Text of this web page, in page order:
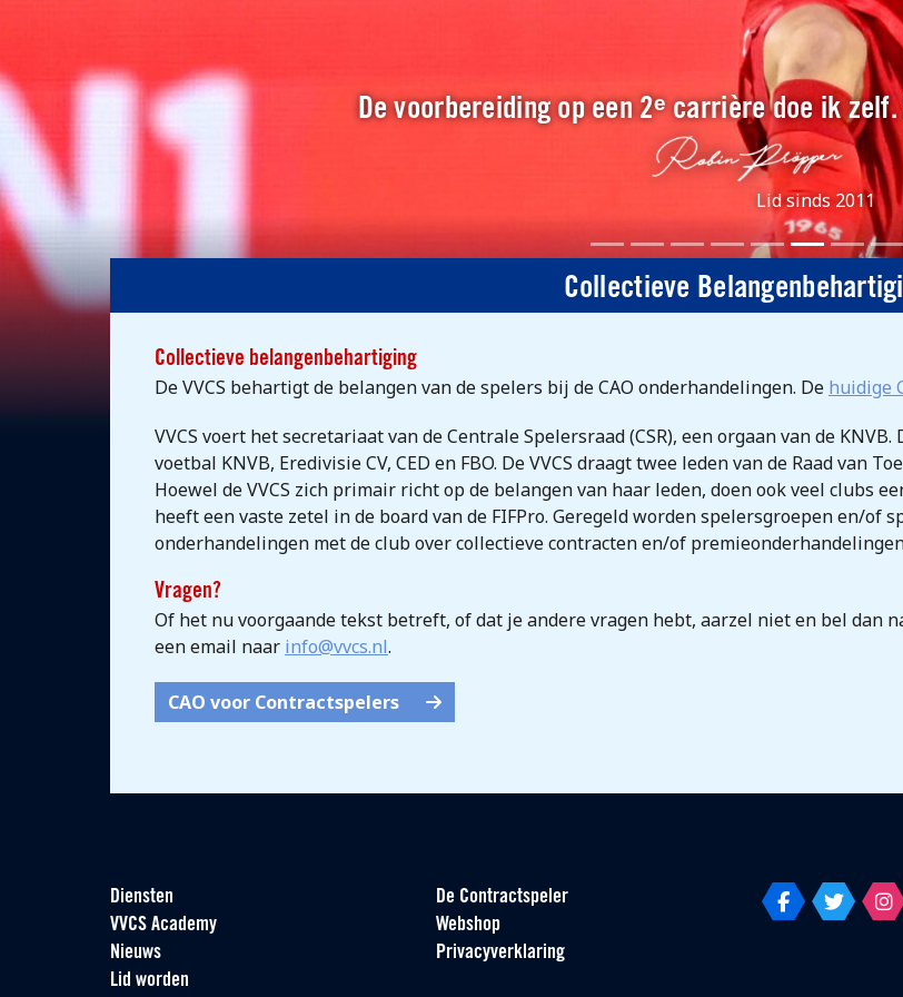
De voorbereiding op een 2ᵉ carrière doe ik zelf.
Lid sinds 2011
Collectieve
Collectieve belangenbehartiging
De VVCS behartigt de belangen van de spelers bij de CAO onderhandelingen. De huidige
VVCS voert het secretariaat van de Centrale Spelersraad (CSR), een orgaan van de
voetbal KNVB, Eredivisie CV, CED en FBO. De VVCS draagt twee leden van de Raad van
Hoewel de VVCS zich primair richt op de belangen van haar leden, doen ook veel clubs
heeft een vaste zetel in de board van de FIFPro. Geregeld worden spelersgroepen en/of
onderhandelingen met de club over collectieve contracten en/of
Vragen?
Of het nu voorgaande tekst betreft, of dat je andere vragen hebt, aarzel niet en bel dan
een email naar info@vvcs.nl.
CAO voor Contractspelers
Diensten
VVCS Academy
Nieuws
Lid worden
De Contractspeler
Webshop
Privacyverklaring